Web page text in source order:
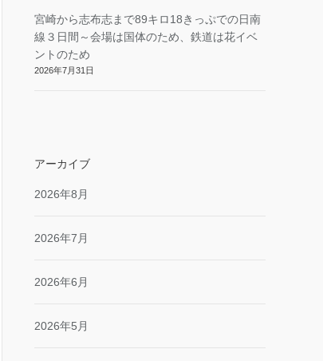
宮崎から志布志まで89キロ18きっぷでの日南
線３日間～会場は国体のため、鉄道は花イベ
ントのため
2026年7月31日
アーカイブ
2026年8月
2026年7月
2026年6月
2026年5月